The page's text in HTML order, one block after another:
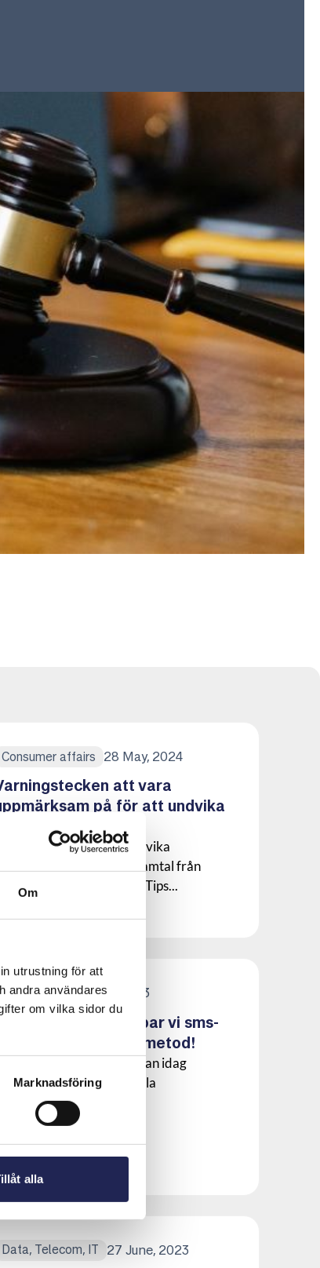
Om
utrustning för att
andra användares
om vilka sidor du
Marknadsföring
alla
Consumer affairs 28 May, 2024
att vara
på för att undvika
bedrägerier
Varningstecken för att undvika
bedrägerier med telefonsamtal från
falska telekomoperatörer. Tips...
mer om denna Press
Law 27 November, 2023
Tillsammans bekämpar vi sms-
bedrägerier med ny metod!
Många operatörer har redan idag
nummer dit man kan anmäla
bedrägerier,...
mer om denna Press
Data, Telecom, IT 27 June, 2023